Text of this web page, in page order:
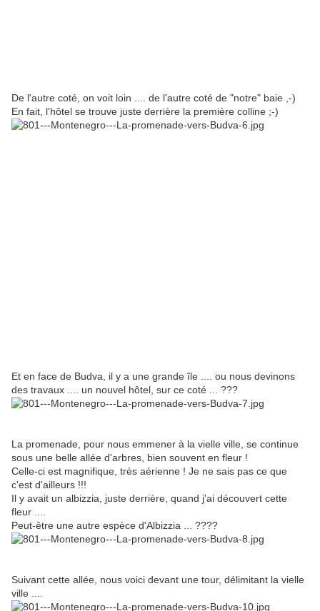
De l'autre coté, on voit loin .... de l'autre coté de "notre" baie ,-)
En fait, l'hôtel se trouve juste derrière la première colline ;-)
Et en face de Budva, il y a une grande île .... ou nous devinons
des travaux .... un nouvel hôtel, sur ce coté ... ???
La promenade, pour nous emmener à la vielle ville, se continue
sous une belle allée d'arbres, bien souvent en fleur !
Celle-ci est magnifique, très aérienne ! Je ne sais pas ce que
c'est d'ailleurs !!!
Il y avait un albizzia, juste derrière, quand j'ai découvert cette
fleur ....
Peut-être une autre espèce d'Albizzia ... ????
Suivant cette allée, nous voici devant une tour, délimitant la vielle
ville ....